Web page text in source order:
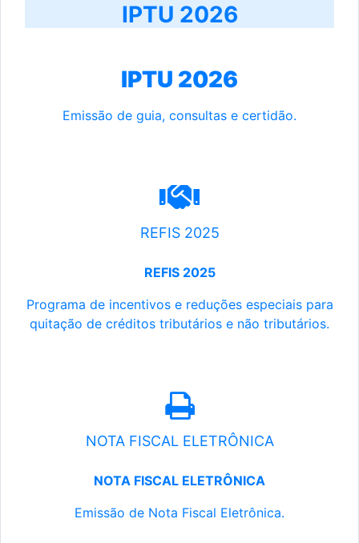
IPTU 2026
IPTU 2026
Emissão de guia, consultas e certidão.
REFIS 2025
REFIS 2025
Programa de incentivos e reduções especiais para
quitação de créditos tributários e não tributários.
NOTA FISCAL ELETRÔNICA
NOTA FISCAL ELETRÔNICA
Emissão de Nota Fiscal Eletrônica.